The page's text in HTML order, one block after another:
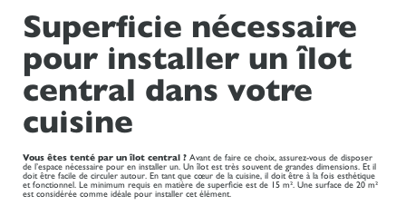
Superficie nécessaire
pour installer un îlot
central dans votre
cuisine
Vous êtes tenté par un îlot central ? Avant de faire ce choix, assurez-vous de disposer
de l’espace nécessaire pour en installer un. Un îlot est très souvent de grandes dimensions. Et il
doit être facile de circuler autour. En tant que cœur de la cuisine, il doit être à la fois esthétique
et fonctionnel. Le minimum requis en matière de superficie est de 15 m². Une surface de 20 m²
est considérée comme idéale pour installer cet élément.